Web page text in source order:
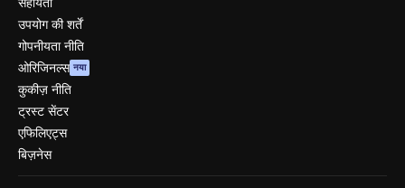
उपयोग की शर्तें
गोपनीयता नीति
ओरिजिनल्स नया
कुकीज़ नीति
ट्रस्ट सेंटर
एफिलिएट्स
बिज़नेस